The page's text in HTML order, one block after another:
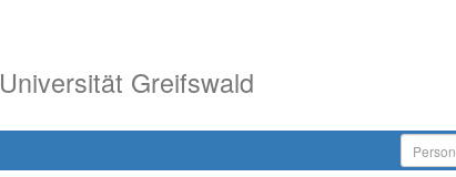
Universität Greifswald